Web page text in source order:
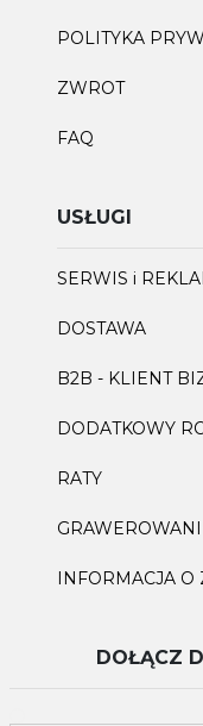
POLITYKA
ZWROT
FAQ
USŁUGI
SERWIS i
DOSTAWA
B2B - KLIENT
DODATKOWY
RATY
INFORMACJA O
DOŁĄCZ